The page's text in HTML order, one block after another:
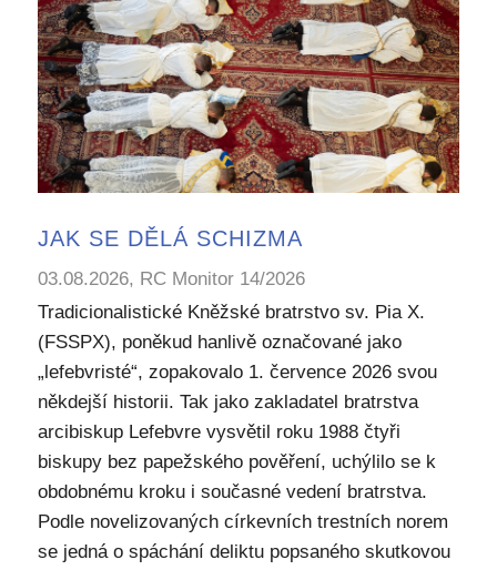
JAK SE DĚLÁ SCHIZMA
03.08.2026, RC Monitor 14/2026
Tradicionalistické Kněžské bratrstvo sv. Pia X.
(FSSPX), poněkud hanlivě označované jako
„lefebvristé“, zopakovalo 1. července 2026 svou
někdejší historii. Tak jako zakladatel bratrstva
arcibiskup Lefebvre vysvětil roku 1988 čtyři
biskupy bez papežského pověření, uchýlilo se k
obdobnému kroku i současné vedení bratrstva.
Podle novelizovaných církevních trestních norem
se jedná o spáchání deliktu popsaného skutkovou